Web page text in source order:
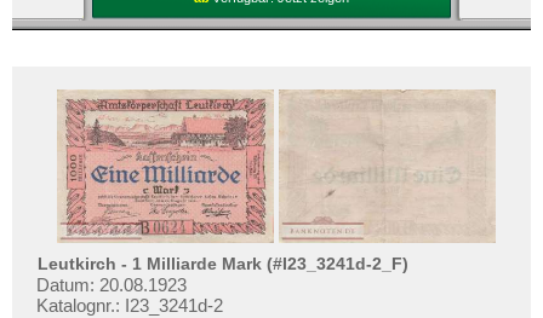
Leutkirch - 1 Milliarde Mark (#I23_3241d-2_F)
Datum: 20.08.1923
Katalognr.: I23_3241d-2